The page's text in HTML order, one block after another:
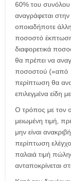
60% του
αναγράφεται
οποιαδήποτε
ποσοστό
διαφορετικά
θα πρέπει να
ποσοστού («από
περίπτωση θα
επιλεγμένα είδη
Ο τρόπος με τον
μειωμένη τιμή,
μην είναι
περίπτωση
παλαιά τιμή
ανταποκρίνεται